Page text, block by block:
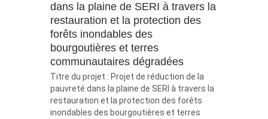
dans la plaine de SERI à travers la
restauration et la protection des
forêts inondables des
bourgoutières et terres
communautaires dégradées
Titre du projet : Projet de réduction de la
pauvreté dans la plaine de SERI à travers la
restauration et la protection des forêts
inondables des bourgoutières et terres